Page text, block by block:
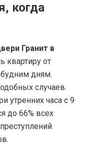
когда
Гранит в
квартиру от
дням.
случаев.
утренних часа с 9
до 66% всех